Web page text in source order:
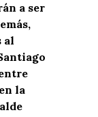
a ser
al
la